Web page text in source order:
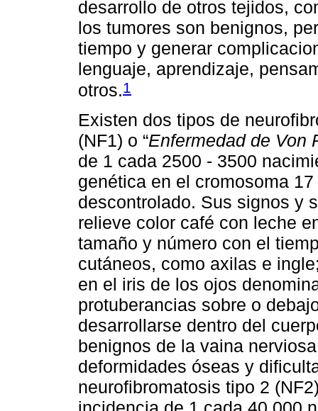
desarrollo de otros tejidos,
los tumores son benignos,
tiempo y generar
lenguaje, aprendizaje,
otros.1
Existen dos tipos de
(NF1) o “Enfermedad de Von
de 1 cada 2500 - 3500
genética en el cromosoma
descontrolado. Sus signos y
relieve color café con leche
tamaño y número con el
cutáneos, como axilas e
en el iris de los ojos
protuberancias sobre o
desarrollarse dentro del
benignos de la vaina
deformidades óseas y
neurofibromatosis tipo 2